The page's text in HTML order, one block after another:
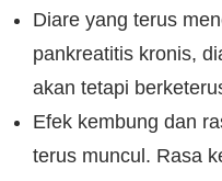
Diare yang terus
pankreatitis kronis,
akan tetapi
Efek kembung dan
terus muncul. Rasa